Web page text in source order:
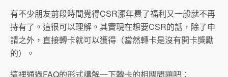
有不少朋友前段時間覺得CSR漲年費了福利又一般就不再
持有了。這很可以理解。其實現在想要CSR的話，除了申
請之外，直接轉卡就可以獲得（當然轉卡是沒有開卡獎勵
的）。
這裡通過FAQ的形式講解一下轉卡的相關問題吧：